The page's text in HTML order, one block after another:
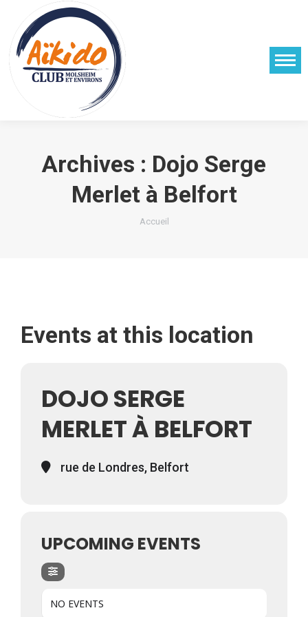
Archives : Dojo Serge
Merlet à Belfort
Vous êtes ici :
Accueil
Events at this location
DOJO SERGE
MERLET À BELFORT
rue de Londres, Belfort
UPCOMING EVENTS
NO EVENTS